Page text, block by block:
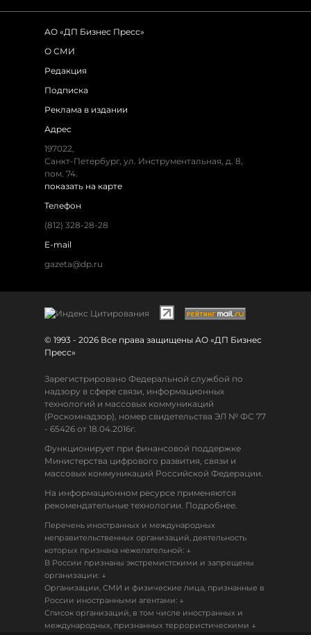
АО «ДП Бизнес Пресс»
О СМИ
Редакция
Подписка
Реклама в издании
Адрес
197022,
Санкт-Петербург, ул. Инструментальная, д. 8,
пом. 74.
показать на карте
Телефон
(812) 328-28-28
E-mail
gazeta@dp.ru
© 1993 - 2026 Все права защищены АО «ДП Бизнес
Пресс»
Зарегистрировано Федеральной службой по
надзору в сфере связи, информационных
технологий и массовых коммуникаций
(Роскомнадзор), номер свидетельства ЭЛ № ФС 77
- 65426 от 18.04.2016г.
Функционирует при финансовой поддержке
Министерства цифрового развития, связи и
массовых коммуникаций Российской Федерации.
На информационном ресурсе применяются
рекомендательные технологии. Подробнее.
Перечень иностранных и международных
неправительственных организаций, деятельность
которых признана нежелательной: ↓
В России признаны экстремистскими и запрещены
организации: ↓
Организации, СМИ и физические лица, признанные в
России иностранными агентами: ↓
Список организаций, в том числе иностранных и
международных, признанных террористическими ↓